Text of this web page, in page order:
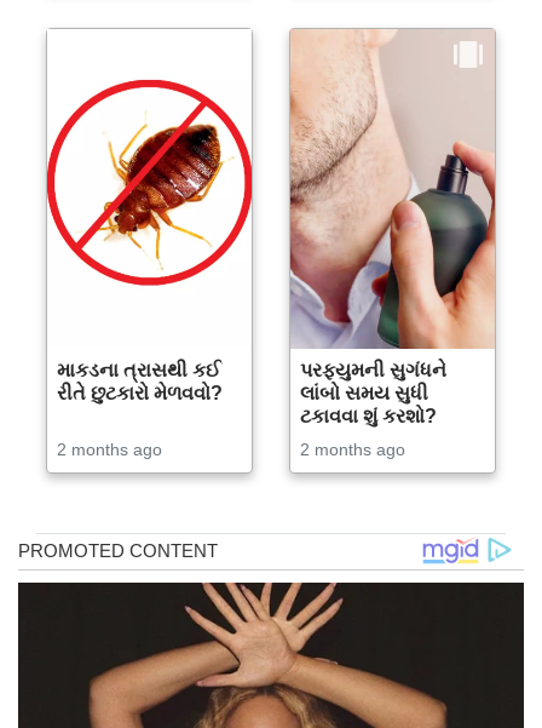
માકડના ત્રાસથી કઈ
રીતે છુટકારો મેળવવો?
2 months ago
પરફ્યુમની સુગંધને
લાંબો સમય સુધી
ટકાવવા શું કરશો?
2 months ago